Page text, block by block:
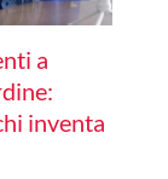
a
inventa